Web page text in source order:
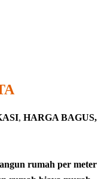
, HARGA BAGUS,
rumah per meter